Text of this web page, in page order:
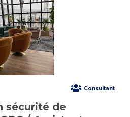
Consultant
sécurité de